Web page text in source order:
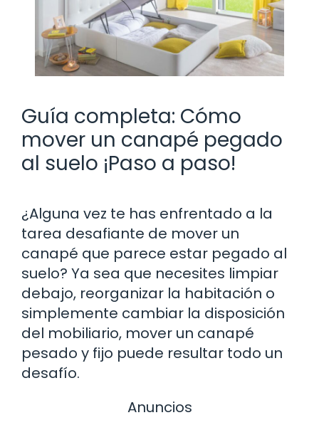
Guía completa: Cómo
mover un canapé pegado
al suelo ¡Paso a paso!
¿Alguna vez te has enfrentado a la
tarea desafiante de mover un
canapé que parece estar pegado al
suelo? Ya sea que necesites limpiar
debajo, reorganizar la habitación o
simplemente cambiar la disposición
del mobiliario, mover un canapé
pesado y fijo puede resultar todo un
desafío.
Anuncios